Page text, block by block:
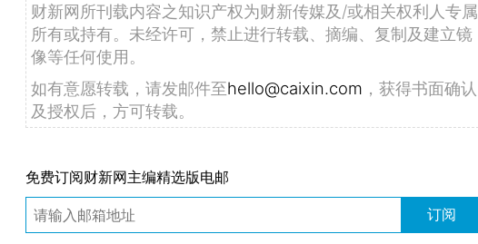
财新网所刊载内容之知识产权为财新传媒及/或相关权利人专属
所有或持有。未经许可，禁止进行转载、摘编、复制及建立镜
像等任何使用。
如有意愿转载，请发邮件至hello@caixin.com ，获得书面确认
及授权后，方可转载。
免费订阅财新网主编精选版电邮
订阅